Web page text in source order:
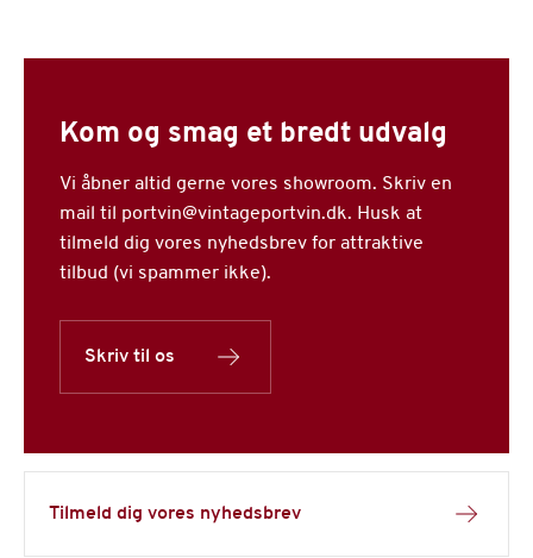
Tilmeld dig vores nyhedsbrev
Kom og smag et bredt udvalg
Vi åbner altid gerne vores showroom. Skriv en
mail til portvin@vintageportvin.dk. Husk at
tilmeld dig vores nyhedsbrev for attraktive
tilbud (vi spammer ikke).
Skriv til os